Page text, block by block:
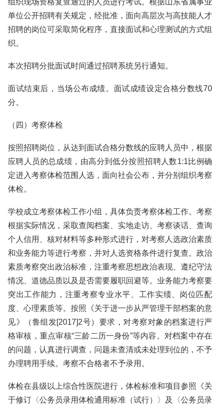
组织现场资格复查通过的人员进行考试。根据山东省属事业
单位公开招聘有关规定，经批准，面向高层次与高技能人才
招聘的岗位可采取简化程序，直接面试和心理测试的方式组
织。
本次招聘分批面试时间通过招聘系统另行通知。
面试结束后，当场公布成绩。面试成绩设定合格分数线70
分。
（四）考察体检
按照招聘岗位，从达到面试合格分数线的应聘人员中，根据
应聘人员的总成绩，由高分到低分按照招聘人数1:1比例确
定进入考察体检范围人选，面向社会公布，并分别组织考察
体检。
学校成立考察体检工作小组，具体负责考察体检工作。考察
根据实际情况，采取查阅档案、实地走访、考察谈话、查询
个人信用、核对材料等多种形式进行，对考察人选政治素质
和业务能力等进行考察，并对人选资格条件进行复查。政治
素质考察突出政治标准，注重考察思想政治表现、遵纪守法
情况、道德品质以及是否需要履职回避等。业务能力考察要
突出工作能力，注重考察专业水平、工作实绩、岗位匹配
度、心理素质等。按照《关于进一步从严管理干部档案的意
见》（鲁组发[2017]2号）要求，对考察对象的档案进行严
格审核，重点审核“三龄二历一身份”等内容。对档案中存在
的问题，认真进行调查，问题未查清或未处理到位的，不予
办理聘用手续。考察不合格者不予录用。
体检在县级以上综合性医院进行，体检标准和项目参照《关
于修订〈公务员录用体检通用标准（试行）〉及〈公务员录